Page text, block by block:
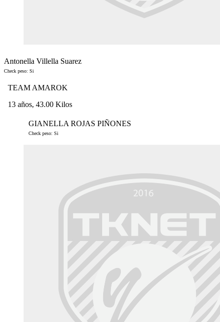
Antonella Villella Suarez
Check peso: Si
TEAM AMAROK
13 años, 43.00 Kilos
GIANELLA ROJAS PIÑONES
Check peso: Si